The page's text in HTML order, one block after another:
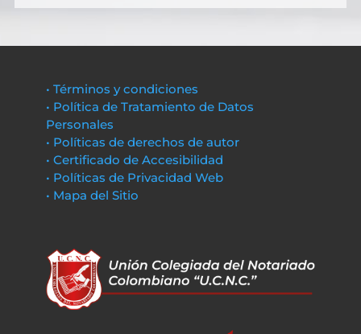
• Términos y condiciones
• Política de Tratamiento de Datos
Personales
• Políticas de derechos de autor
• Certificado de Accesibilidad
• Políticas de Privacidad Web
• Mapa del Sitio